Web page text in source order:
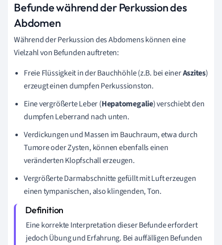
Befunde während der Perkussion des
Abdomen
Während der Perkussion des Abdomens können eine
Vielzahl von Befunden auftreten:
Freie Flüssigkeit in der Bauchhöhle (z.B. bei einerAszites)
erzeugt einen dumpfen Perkussionston.
Eine vergrößerte Leber (Hepatomegalie) verschiebt den
dumpfen Leberrand nach unten.
Verdickungen und Massen im Bauchraum, etwa durch
Tumore oder Zysten, können ebenfalls einen
veränderten Klopfschall erzeugen.
Vergrößerte Darmabschnitte gefüllt mit Luft erzeugen
einen tympanischen, also klingenden, Ton.
Eine korrekte Interpretation dieser Befunde erfordert
jedoch Übung und Erfahrung. Bei auffälligen Befunden